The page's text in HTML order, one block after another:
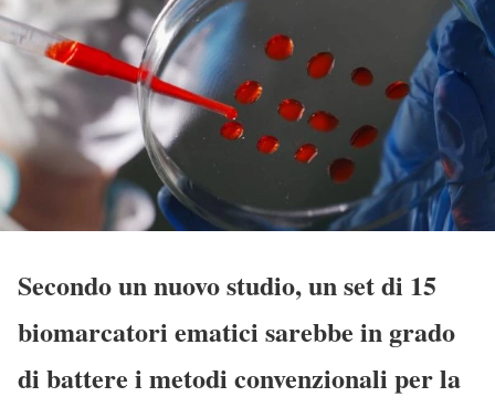
Secondo un nuovo studio, un set di 15
biomarcatori ematici sarebbe in grado
di battere i metodi convenzionali per la